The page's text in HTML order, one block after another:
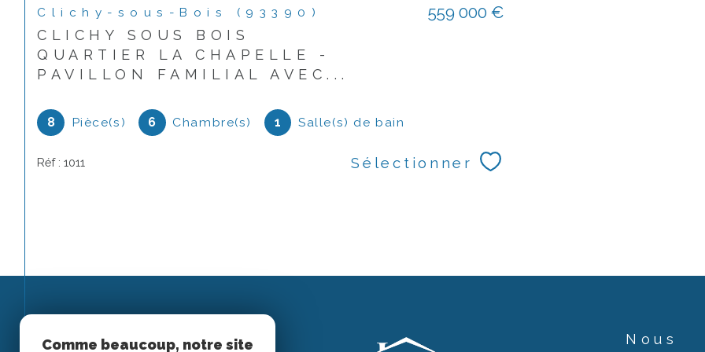
Clichy-sous-Bois (93390)
CLICHY SOUS BOIS
QUARTIER LA CHAPELLE -
PAVILLON FAMILIAL AVEC...
559 000 €
8 Pièce(s) 6 Chambre(s) 1 Salle(s) de bain
Réf : 1011 Sélectionner
Espace Nous
Comme beaucoup, notre site